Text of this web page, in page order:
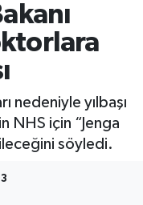
nedeniyle yılbaşı
NHS için “Jenga
söyledi.